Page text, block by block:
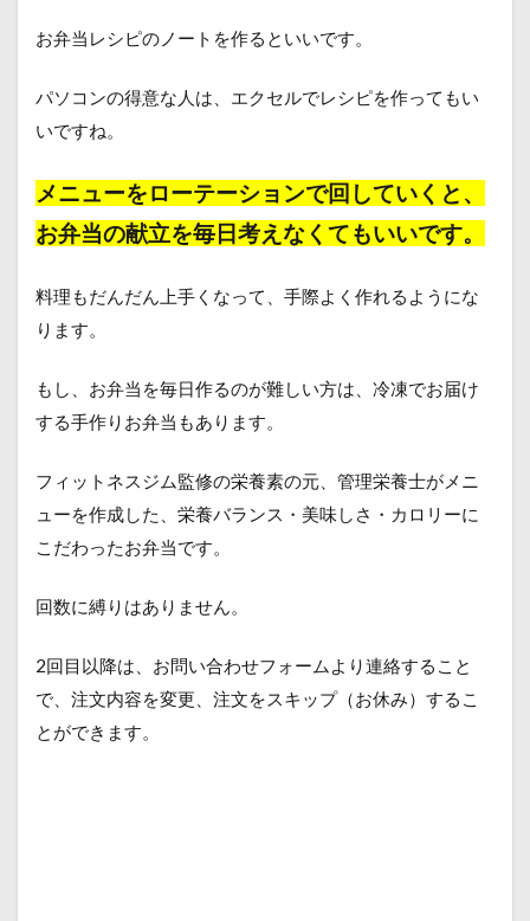
お弁当レシピのノートを作るといいです。
パソコンの得意な人は、エクセルでレシピを作ってもい
いですね。
メニューをローテーションで回していくと、
お弁当の献立を毎日考えなくてもいいです。
料理もだんだん上手くなって、手際よく作れるようにな
ります。
もし、お弁当を毎日作るのが難しい方は、冷凍でお届け
する手作りお弁当もあります。
フィットネスジム監修の栄養素の元、管理栄養士がメニ
ューを作成した、栄養バランス・美味しさ・カロリーに
こだわったお弁当です。
回数に縛りはありません。
2回目以降は、お問い合わせフォームより連絡すること
で、注文内容を変更、注文をスキップ（お休み）するこ
とができます。